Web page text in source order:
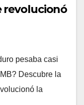
revolucionó
pesaba casi
Descubre la
la